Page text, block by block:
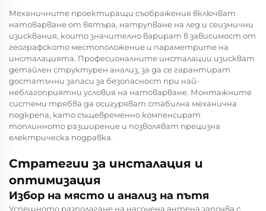
Механичните проектиращи съображения включват
натоварване от вятъра, натрупване на лед и сеизмични
изисквания, които значително варират в зависимост от
географското местоположение и параметрите на
инсталацията. Професионалните инсталации изискват
детайлен структурен анализ, за да се гарантират
достатъчни запаси за безопасност при най-
неблагоприятни условия на натоварване. Монтажните
системи трябва да осигуряват стабилна механична
подкрепа, като същевременно компенсират
топлинното разширение и позволяват прецизна
електрическа подравка.
Стратегии за инсталация и
оптимизация
Избор на място и анализ на пътя
Успешното разполагане на насочена антена започва с